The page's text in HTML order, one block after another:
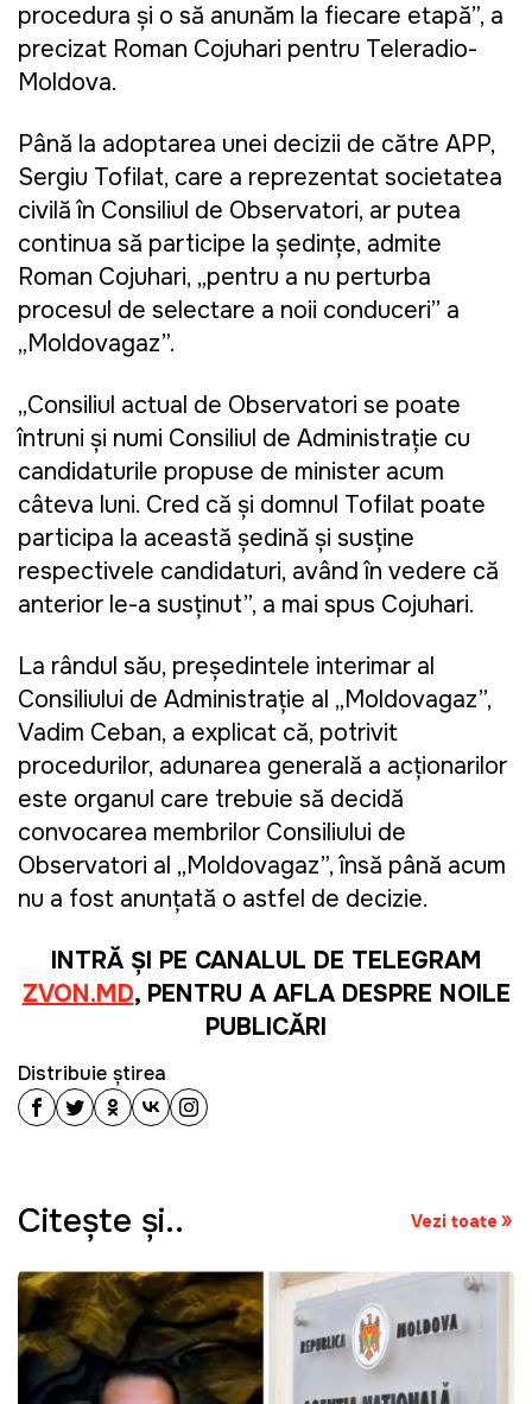
procedura și o să anunțăm la fiecare etapă”, a
precizat Roman Cojuhari pentru Teleradio-
Moldova.
Până la adoptarea unei decizii de către APP,
Sergiu Tofilat, care a reprezentat societatea
civilă în Consiliul de Observatori, ar putea
continua să participe la ședințe, admite
Roman Cojuhari, „pentru a nu perturba
procesul de selectare a noii conduceri” a
„Moldovagaz”.
„Consiliul actual de Observatori se poate
întruni și numi Consiliul de Administrație cu
candidaturile propuse de minister acum
câteva luni. Cred că și domnul Tofilat poate
participa la această ședință și susține
respectivele candidaturi, având în vedere că
anterior le-a susținut”, a mai spus Cojuhari.
La rândul său, președintele interimar al
Consiliului de Administrație al „Moldovagaz”,
Vadim Ceban, a explicat că, potrivit
procedurilor, adunarea generală a acționarilor
este organul care trebuie să decidă
convocarea membrilor Consiliului de
Observatori al „Moldovagaz”, însă până acum
nu a fost anunțată o astfel de decizie.
INTRĂ ȘI PE CANALUL DE TELEGRAM
ZVON.MD, PENTRU A AFLA DESPRE NOILE
PUBLICĂRI
Distribuie știrea
Citeşte şi.. Vezi toate